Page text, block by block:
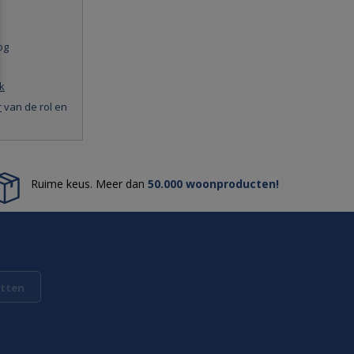
van de rol en
Ruime keus. Meer dan 50.000 woonproducten!